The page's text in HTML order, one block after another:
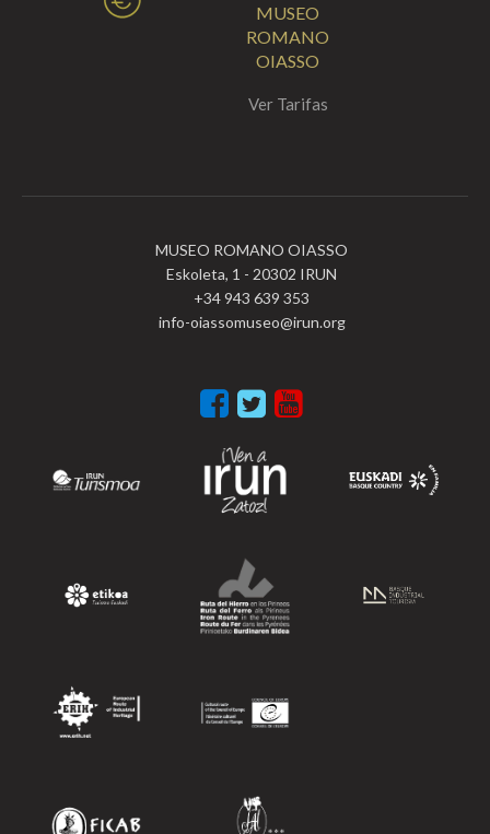
MUSEO
ROMANO
OIASSO
Ver Tarifas
MUSEO ROMANO OIASSO
Eskoleta, 1 - 20302 IRUN
+34 943 639 353
info-oiassomuseo@irun.org